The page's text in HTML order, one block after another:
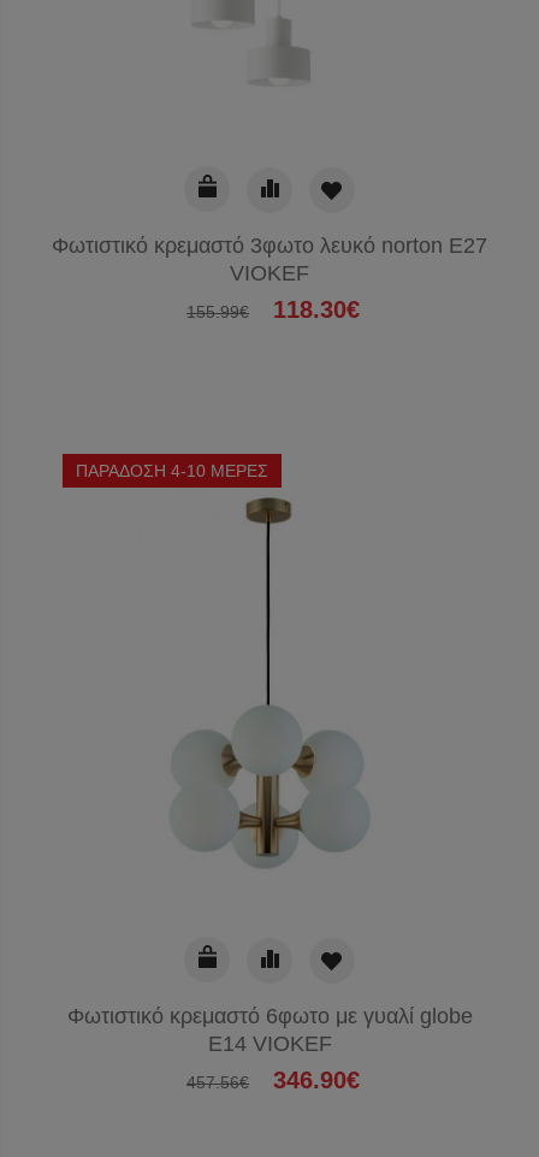
Φωτιστικό κρεμαστό 3φωτο λευκό norton E27
VIOKEF
155.99€ 118.30€
ΠΑΡΑΔΟΣΗ 4-10 ΜΕΡΕΣ
Φωτιστικό κρεμαστό 6φωτο με γυαλί globe
E14 VIOKEF
457.56€ 346.90€